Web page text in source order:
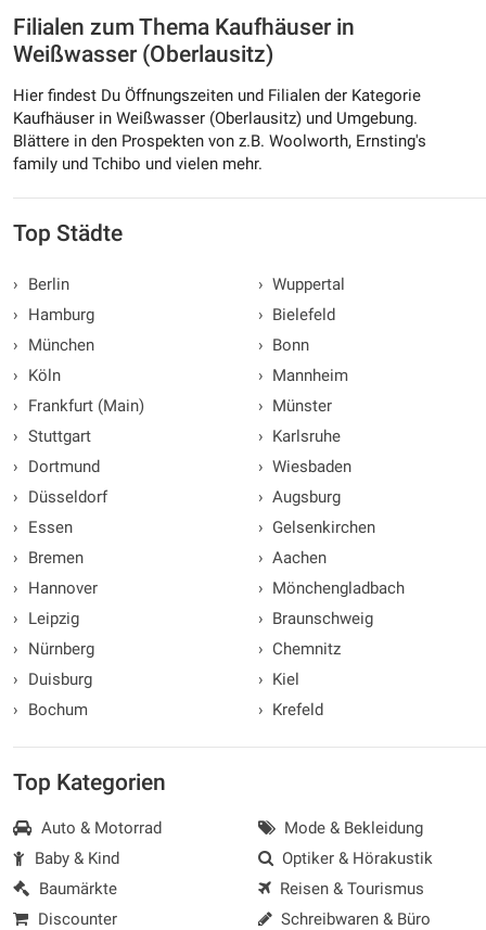
Filialen zum Thema Kaufhäuser in
Weißwasser (Oberlausitz)
Hier findest Du Öffnungszeiten und Filialen der Kategorie
Kaufhäuser in Weißwasser (Oberlausitz) und Umgebung.
Blättere in den Prospekten von z.B. Woolworth, Ernsting's
family und Tchibo und vielen mehr.
Top Städte
›
Berlin
›
Hamburg
›
München
›
Köln
›
Frankfurt (Main)
› Stuttgart
›
Dortmund
›
Düsseldorf
›
Essen
›
Bremen
›
Hannover
›
Leipzig
›
Nürnberg
›
Duisburg
›
Bochum
› Wuppertal
› Bielefeld
› Bonn
› Mannheim
› Münster
› Karlsruhe
› Wiesbaden
› Augsburg
› Gelsenkirchen
› Aachen
› Mönchengladbach
› Braunschweig
› Chemnitz
› Kiel
› Krefeld
Top Kategorien
Auto & Motorrad
Baby & Kind
Baumärkte
Discounter
Mode & Bekleidung
Optiker & Hörakustik
Reisen & Tourismus
Schreibwaren & Büro